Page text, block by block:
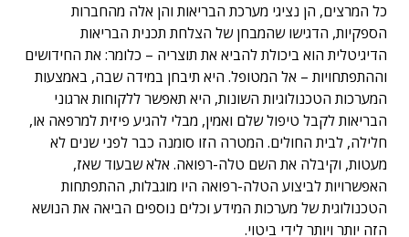
כל המרצים, הן נציגי מערכת הבריאות והן אלה מהחברות
הספקיות, הדגישו שהמבחן של הצלחת תכנית הבריאות
הדיגיטלית הוא ביכולת להביא את תוצריה – כלומר: את החידושים
וההתפתחויות – אל המטופל. היא תיבחן במידה שבה, באמצעות
המערכות הטכנולוגיות השונות, היא תאפשר ללקוחות ארגוני
הבריאות לקבל טיפול שלם ואמין, מבלי להגיע פיזית למרפאה או,
חלילה, לבית החולים. המטרה הזו סומנה כבר לפני שנים לא
מעטות, וקיבלה את השם טלה-רפואה. אלא שבעוד שאז,
האפשרויות לביצוע הטלה-רפואה היו מוגבלות, ההתפתחות
הטכנולוגית של מערכות המידע וכלים נוספים הביאה את הנושא
הזה יותר ויותר לידי ביטוי.